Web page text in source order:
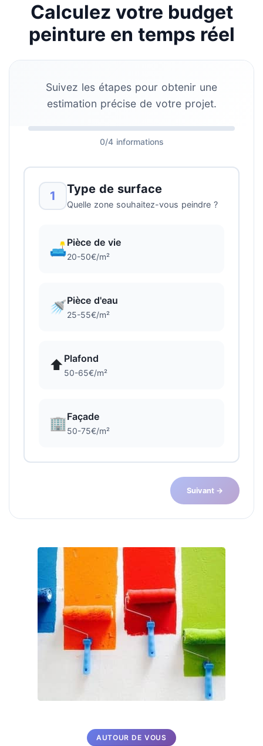
Calculez votre budget
peinture en temps réel
Suivez les étapes pour obtenir une
estimation précise de votre projet.
0/4 informations
1 Type de surface
Quelle zone souhaitez-vous peindre ?
🛋️Pièce de vie
20-50€/m²
🚿Pièce d'eau
25-55€/m²
⬆️ Plafond
50-65€/m²
🏢Façade
50-75€/m²
Suivant →
AUTOUR DE VOUS